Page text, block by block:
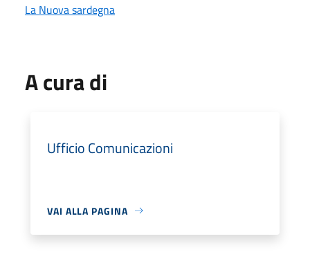
La Nuova sardegna
A cura di
Ufficio Comunicazioni
VAI ALLA PAGINA